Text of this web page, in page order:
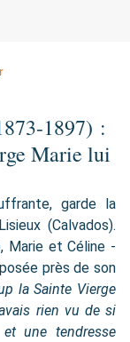
1897) :
Marie lui
garde la
(Calvados).
Marie et Céline -
près de son
la Sainte Vierge
rien vu de si
une tendresse